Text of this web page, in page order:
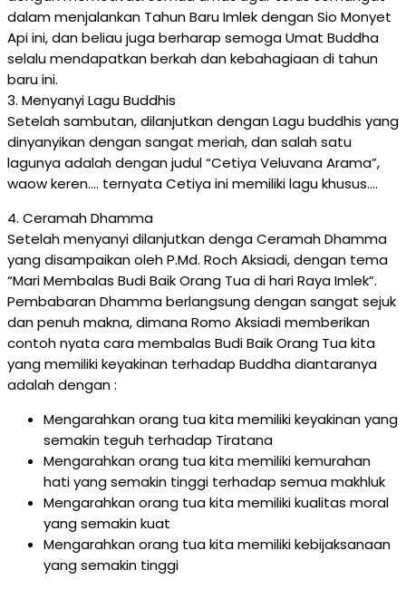
dalam menjalankan Tahun Baru Imlek dengan Sio Monyet
Api ini, dan beliau juga berharap semoga Umat Buddha
selalu mendapatkan berkah dan kebahagiaan di tahun
baru ini.
3. Menyanyi Lagu Buddhis
Setelah sambutan, dilanjutkan dengan Lagu buddhis yang
dinyanyikan dengan sangat meriah, dan salah satu
lagunya adalah dengan judul “Cetiya Veluvana Arama”,
waow keren…. ternyata Cetiya ini memiliki lagu khusus….
4. Ceramah Dhamma
Setelah menyanyi dilanjutkan denga Ceramah Dhamma
yang disampaikan oleh P.Md. Roch Aksiadi, dengan tema
“Mari Membalas Budi Baik Orang Tua di hari Raya Imlek”.
Pembabaran Dhamma berlangsung dengan sangat sejuk
dan penuh makna, dimana Romo Aksiadi memberikan
contoh nyata cara membalas Budi Baik Orang Tua kita
yang memiliki keyakinan terhadap Buddha diantaranya
adalah dengan :
Mengarahkan orang tua kita memiliki keyakinan yang
semakin teguh terhadap Tiratana
Mengarahkan orang tua kita memiliki kemurahan
hati yang semakin tinggi terhadap semua makhluk
Mengarahkan orang tua kita memiliki kualitas moral
yang semakin kuat
Mengarahkan orang tua kita memiliki kebijaksanaan
yang semakin tinggi